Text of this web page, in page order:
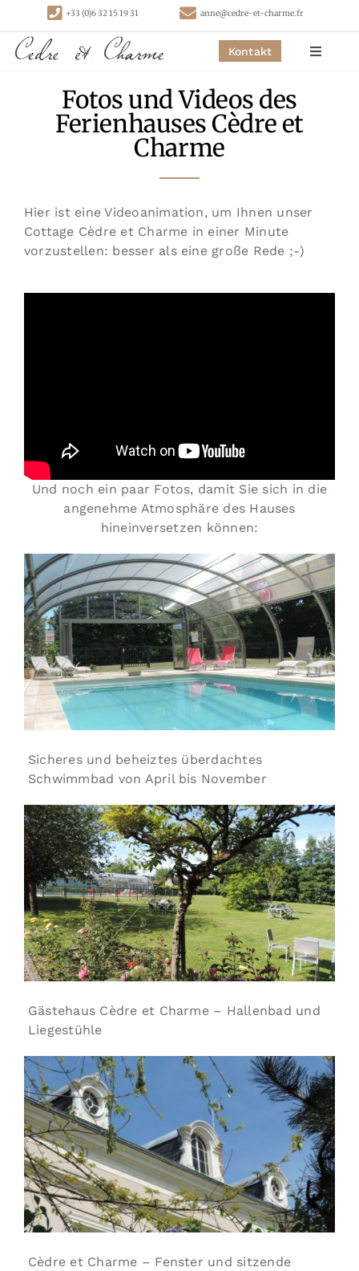
content
+33 (0)6 32 15 19 31 anne@cedre-et-charme.fr
Kontakt
Toggle
Startseite
Aktivitäten
Fotos und Videos des
Ferienhauses Cèdre et
Charme
Hier ist eine Videoanimation, um Ihnen unser
Cottage Cèdre et Charme in einer Minute
vorzustellen: besser als eine große Rede ;-)
Und noch ein paar Fotos, damit Sie sich in die
angenehme Atmosphäre des Hauses
hineinversetzen können:
Sicheres und beheiztes überdachtes
Schwimmbad von April bis November
Gästehaus Cèdre et Charme – Hallenbad und
Liegestühle
Cèdre et Charme – Fenster und sitzende